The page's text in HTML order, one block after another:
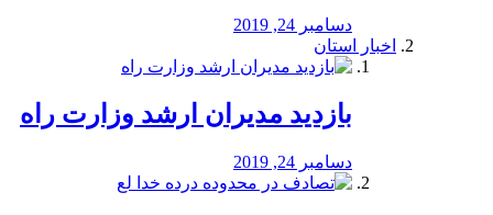
دسامبر 24, 2019
اخبار استان
بازدید مدیران ارشد وزارت راه
دسامبر 24, 2019